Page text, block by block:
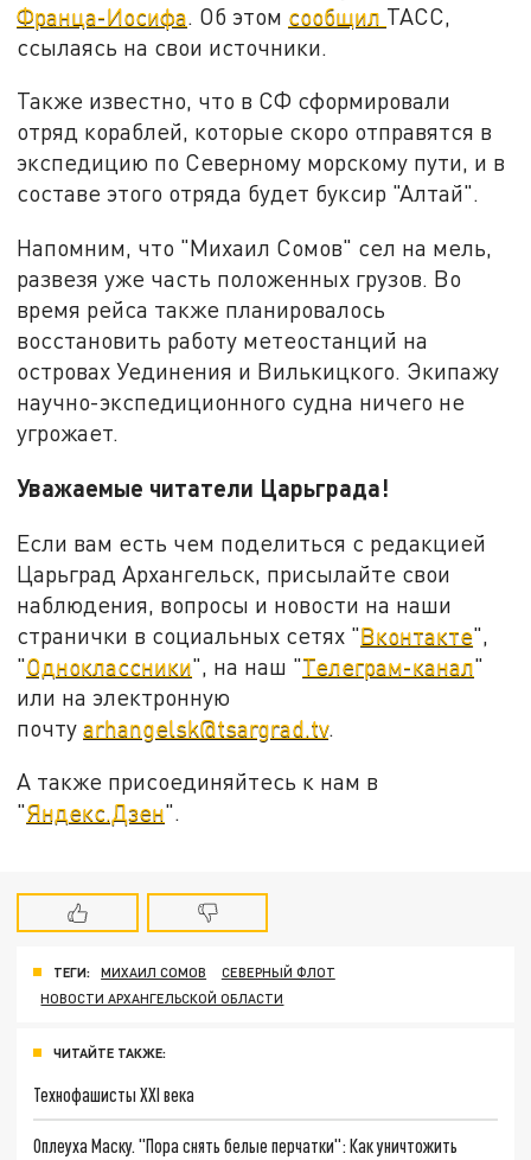
Франца-Иосифа. Об этом сообщил ТАСС,
ссылаясь на свои источники.
Также известно, что в СФ сформировали
отряд кораблей, которые скоро отправятся в
экспедицию по Северному морскому пути, и в
составе этого отряда будет буксир "Алтай".
Напомним, что "Михаил Сомов" сел на мель,
развезя уже часть положенных грузов. Во
время рейса также планировалось
восстановить работу метеостанций на
островах Уединения и Вилькицкого. Экипажу
научно-экспедиционного судна ничего не
угрожает.
Уважаемые читатели Царьграда!
Если вам есть чем поделиться с редакцией
Царьград Архангельск, присылайте свои
наблюдения, вопросы и новости на наши
странички в социальных сетях "Вконтакте",
"Одноклассники", на наш "Телеграм-канал"
или на электронную
почтуarhangelsk@tsargrad.tv.
А также присоединяйтесь к нам в
"Яндекс.Дзен".
ТЕГИ: МИХАИЛ СОМОВ
СЕВЕРНЫЙ ФЛОТ
НОВОСТИ АРХАНГЕЛЬСКОЙ ОБЛАСТИ
ЧИТАЙТЕ ТАКЖЕ:
Технофашисты XXI века
Оплеуха Маску. "Пора снять белые перчатки": Как уничтожить